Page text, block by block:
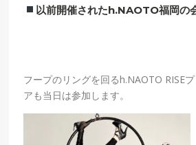
以前開催されたh.NAOTO福岡の
フープのリングを回るh.NAOTO RISE
アも当日は参加します。